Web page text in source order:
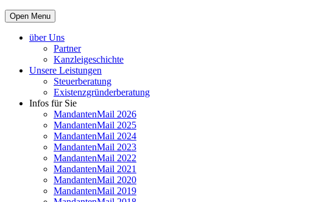
Open Menu
über Uns
Partner
Kanzleigeschichte
Unsere Leistungen
Steuerberatung
Existenzgründerberatung
Infos für Sie
MandantenMail 2026
MandantenMail 2025
MandantenMail 2024
MandantenMail 2023
MandantenMail 2022
MandantenMail 2021
MandantenMail 2020
MandantenMail 2019